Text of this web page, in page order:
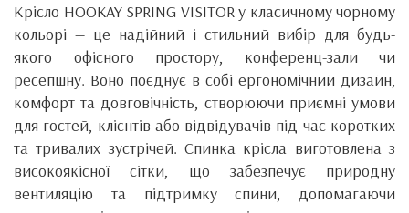
Крісло HOOKAY SPRING VISITOR у класичному чорному
кольорі — це надійний і стильний вибір для будь-
якого офісного простору, конференц-зали чи
ресепшну. Воно поєднує в собі ергономічний дизайн,
комфорт та довговічність, створюючи приємні умови
для гостей, клієнтів або відвідувачів під час коротких
та тривалих зустрічей. Спинка крісла виготовлена з
високоякісної сітки, що забезпечує природну
вентиляцію та підтримку спини, допомагаючи